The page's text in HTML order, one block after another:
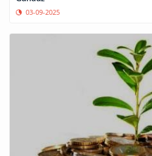
03-09-2025